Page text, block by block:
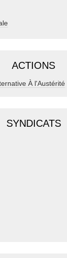
ACTIONS
À l'Austérité
SYNDICATS